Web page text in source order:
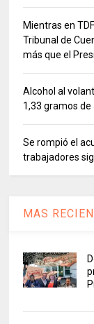
Mientras en
Tribunal de
más que el
Alcohol al
1,33 gramos
Se rompió el
trabajadores
MAS